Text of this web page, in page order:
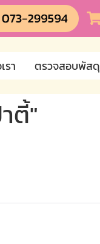
รา ตรวจสอบพัสดุ
ตี้"